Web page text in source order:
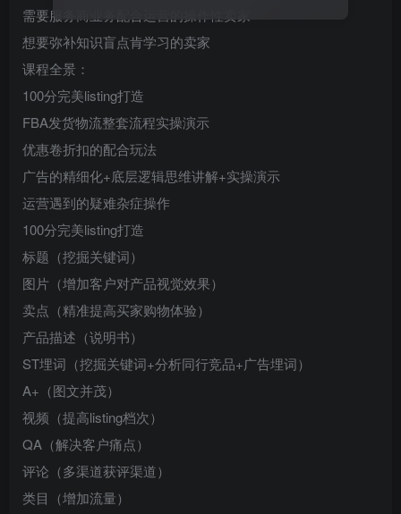
需要服务商业务配合运营的操作性卖家
想要弥补知识盲点肯学习的卖家
课程全景：
100分完美listing打造
FBA发货物流整套流程实操演示
优惠卷折扣的配合玩法
广告的精细化+底层逻辑思维讲解+实操演示
运营遇到的疑难杂症操作
100分完美listing打造
标题（挖掘关键词）
图片（增加客户对产品视觉效果）
卖点（精准提高买家购物体验）
产品描述（说明书）
ST埋词（挖掘关键词+分析同行竞品+广告埋词）
A+（图文并茂）
视频（提高listing档次）
QA（解决客户痛点）
评论（多渠道获评渠道）
类目（增加流量）